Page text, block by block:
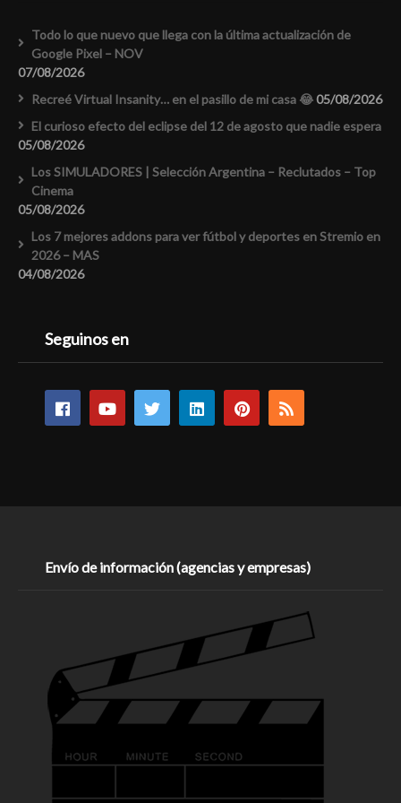
Todo lo que nuevo que llega con la última actualización de
Google Pixel – NOV
07/08/2026
Recreé Virtual Insanity… en el pasillo de mi casa 😂05/08/2026
El curioso efecto del eclipse del 12 de agosto que nadie espera
05/08/2026
Los SIMULADORES | Selección Argentina – Reclutados – Top
Cinema
05/08/2026
Los 7 mejores addons para ver fútbol y deportes en Stremio en
2026 – MAS
04/08/2026
Seguinos en
Envío de información (agencias y empresas)